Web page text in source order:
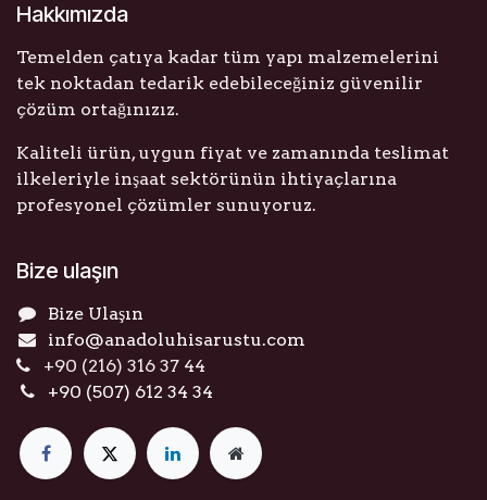
Hakkımızda
Temelden çatıya kadar tüm yapı malzemelerini
tek noktadan tedarik edebileceğiniz güvenilir
çözüm ortağınızız.
Kaliteli ürün, uygun fiyat ve zamanında teslimat
ilkeleriyle inşaat sektörünün ihtiyaçlarına
profesyonel çözümler sunuyoruz.
Bize ulaşın
Bize Ulaşın
info@anadoluhisarustu.com
+90 (216) 316 37 44
+90 (507) 612 34 34